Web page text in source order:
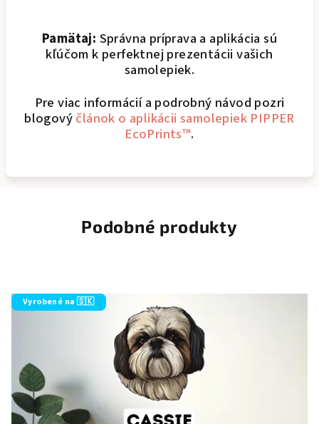
Pamätaj: Správna príprava a aplikácia sú
kľúčom k perfektnej prezentácii vašich
samolepiek.
Pre viac informácií a podrobný návod pozri
blogovýčlánok o aplikácii samolepiek PIPPER
EcoPrints™.
Podobné produkty
Vyrobené na 🇸🇰